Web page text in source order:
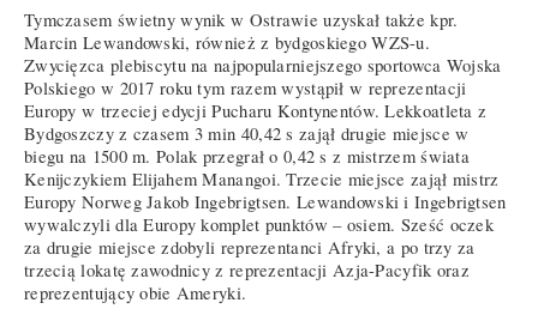
Tymczasem świetny wynik w Ostrawie uzyskał także kpr.
Marcin Lewandowski, również z bydgoskiego WZS-u.
Zwycięzca plebiscytu na najpopularniejszego sportowca Wojska
Polskiego w 2017 roku tym razem wystąpił w reprezentacji
Europy w trzeciej edycji Pucharu Kontynentów. Lekkoatleta z
Bydgoszczy z czasem 3 min 40,42 s zajął drugie miejsce w
biegu na 1500 m. Polak przegrał o 0,42 s z mistrzem świata
Kenijczykiem Elijahem Manangoi. Trzecie miejsce zajął mistrz
Europy Norweg Jakob Ingebrigtsen. Lewandowski i Ingebrigtsen
wywalczyli dla Europy komplet punktów – osiem. Sześć oczek
za drugie miejsce zdobyli reprezentanci Afryki, a po trzy za
trzecią lokatę zawodnicy z reprezentacji Azja-Pacyfik oraz
reprezentujący obie Ameryki.